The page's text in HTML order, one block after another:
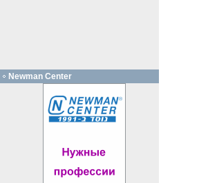
Newman Center